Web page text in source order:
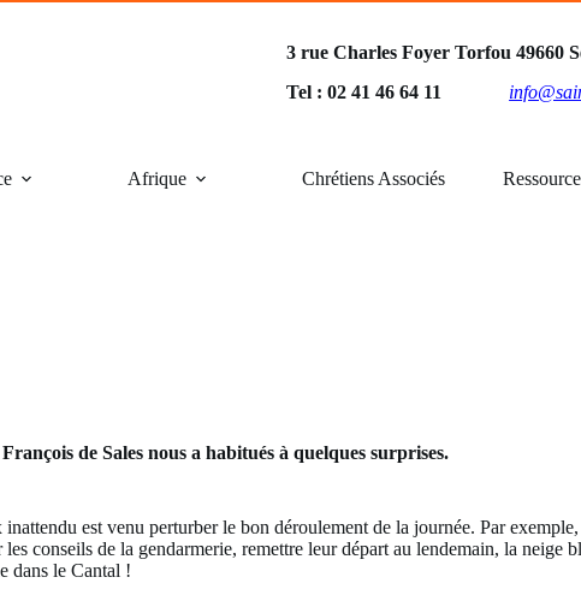
3 rue Charles Foyer Torfou 49660
Tel : 02 41 46 64 11
Afrique Chrétiens Associés
de Sales nous a habitués à quelques surprises.
est venu perturber le bon déroulement de la journée. Par
conseils de la gendarmerie, remettre leur départ au lendemain, la neige
dans le Cantal !